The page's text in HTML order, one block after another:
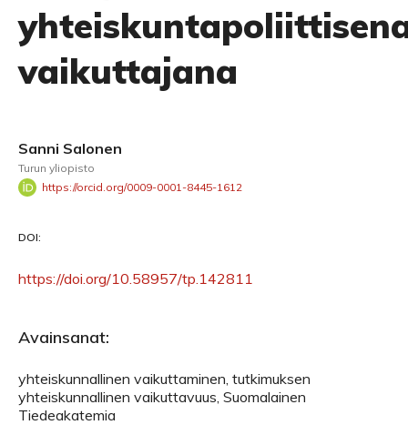
vaikuttajana
Sanni Salonen
Turun yliopisto
https://orcid.org/0009-0001-8445-1612
DOI:
https://doi.org/10.58957/tp.142811
Avainsanat:
yhteiskunnallinen vaikuttaminen, tutkimuksen
yhteiskunnallinen vaikuttavuus, Suomalainen
Tiedeakatemia